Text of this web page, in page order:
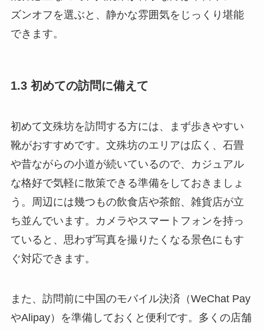
ズンオフを選ぶと、静かな雰囲気をじっくり堪能
できます。
1.3 初めての訪問に備えて
初めて文殊坊を訪問する方には、まず歩きやすい
靴がおすすめです。文殊坊のエリアは広く、石畳
や昔ながらの小道が続いているので、カジュアル
な格好で気軽に散策できる準備をしておきましょ
う。周辺には幾つもの飲食店や茶館、雑貨店が立
ち並んでいます。カメラやスマートフォンを持っ
ていると、思わず写真を撮りたくなる景色にもす
ぐ対応できます。
また、訪問前に中国のモバイル決済（WeChat Pay
やAlipay）を準備しておくと便利です。多くの店舗